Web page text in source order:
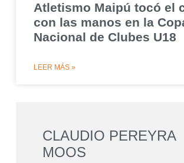
Atletismo Maipú tocó el
con las manos en la
Nacional de Clubes U18
LEER MÁS »
CLAUDIO PEREYRA
MOOS